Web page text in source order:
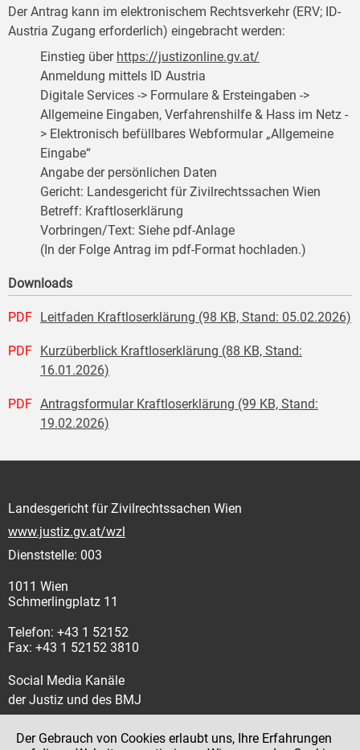
Der Antrag kann im elektronischem Rechtsverkehr (ERV; ID-
Austria Zugang erforderlich) eingebracht werden:
Einstieg über https://justizonline.gv.at/
Anmeldung mittels ID Austria
Digitale Services -> Formulare & Ersteingaben ->
Allgemeine Eingaben, Verfahrenshilfe & Hass im Netz -
> Elektronisch befüllbares Webformular „Allgemeine
Eingabe“
Angabe der persönlichen Daten
Gericht: Landesgericht für Zivilrechtssachen Wien
Betreff: Kraftloserklärung
Vorbringen/Text: Siehe pdf-Anlage
(In der Folge Antrag im pdf-Format hochladen.)
Downloads
PDF Leitfaden Kraftloserklärung (98 KB, Stand: 05.02.2026)
PDF
Kurzüberblick Kraftloserklärung (88 KB, Stand:
16.01.2026)
PDF Antragsformular Kraftloserklärung (99 KB, Stand:
19.02.2026)
Landesgericht für Zivilrechtssachen Wien
www.justiz.gv.at/wzl
Dienststelle: 003
1011 Wien
Schmerlingplatz 11
Telefon: +43 1 52152
Fax: +43 1 52152 3810
Social Media Kanäle
der Justiz und des BMJ
Der Gebrauch von Cookies erlaubt uns, Ihre Erfahrungen